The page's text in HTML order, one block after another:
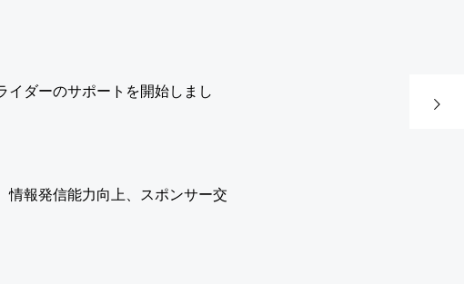
ダーのサポートを開始しまし
情報発信能力向上、スポンサー交